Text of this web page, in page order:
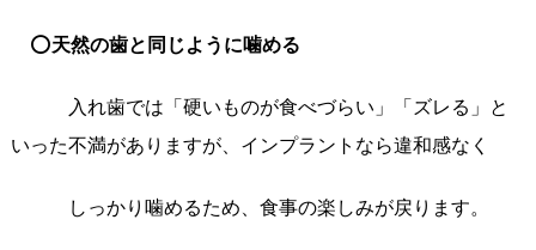
⭕天然の歯と同じように噛める
入れ歯では「硬いものが食べづらい」「ズレる」と
いった不満がありますが、インプラントなら違和感なく
しっかり噛めるため、食事の楽しみが戻ります。